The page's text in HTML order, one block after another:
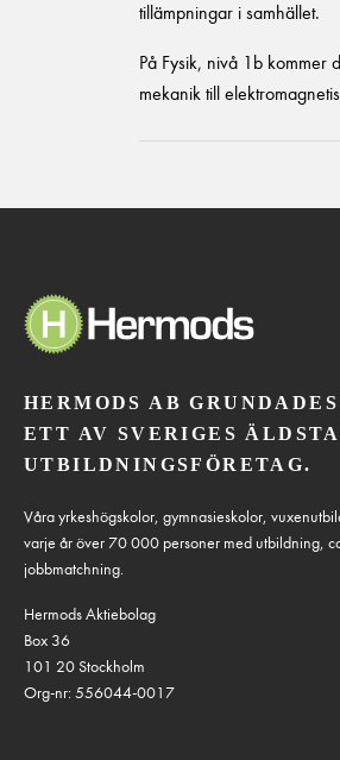
tillämpningar i samhället.
På Fysik, nivå 1b kommer
mekanik till
HERMODS AB
ETT AV SVERIGES ÄLDSTA
UTBILDNINGSFÖRETAG.
Våra yrkeshögskolor, gymnasieskolor,
varje år över 70 000 personer med utbildning,
jobbmatchning.
Hermods Aktiebolag
Box 36
101 20 Stockholm
Org-nr: 556044-0017